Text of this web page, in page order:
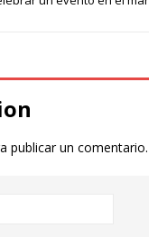
publicar un comentario.